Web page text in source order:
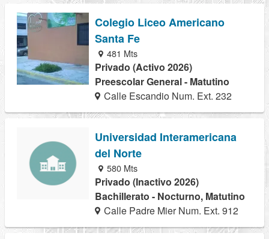
Colegio Liceo Americano
Santa Fe
481 Mts
Privado (Activo 2026)
Preescolar General - Matutino
Calle Escandio Num. Ext. 232
Universidad Interamericana
del Norte
580 Mts
Privado (Inactivo 2026)
Bachillerato - Nocturno, Matutino
Calle Padre Mier Num. Ext. 912